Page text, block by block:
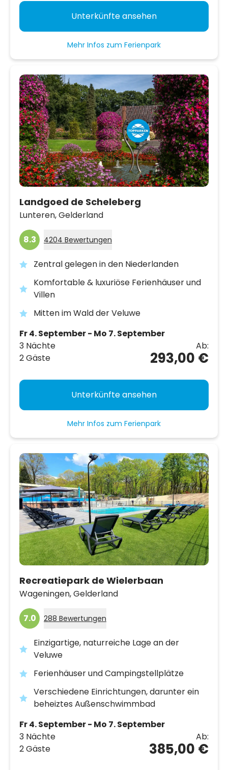
Unterkünfte ansehen
Mehr Infos zum Ferienpark
Landgoed de Scheleberg
Lunteren,Gelderland
8.3 4204 Bewertungen
Zentral gelegen in den Niederlanden
Komfortable & luxuriöse Ferienhäuser und
Villen
Mitten im Wald der Veluwe
Fr 4. September - Mo 7. September
3 Nächte
2 Gäste
Ab:
293,00 €
Unterkünfte ansehen
Mehr Infos zum Ferienpark
Recreatiepark de Wielerbaan
Wageningen,Gelderland
7.0 288 Bewertungen
Einzigartige, naturreiche Lage an der
Veluwe
Ferienhäuser und Campingstellplätze
Verschiedene Einrichtungen, darunter ein
beheiztes Außenschwimmbad
Fr 4. September - Mo 7. September
3 Nächte
2 Gäste
Ab:
385,00 €